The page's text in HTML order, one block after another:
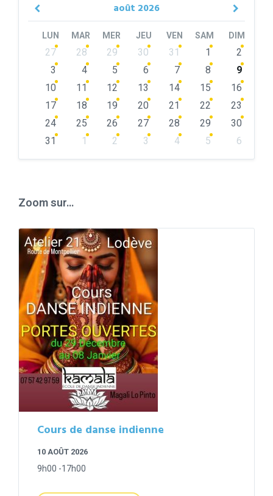
août 2026
Previous
LUN MAR MER JEU VEN SAM DIM
Skip
calendar
27 28 29 30 31 1
2
3
4 5 6 7 8
9
10
11 12 13 14 15
16
17
18 19 20 21 22
23
24
25 26 27 28 29
30
31
1 2 3 4 5
6
Zoom sur…
Cours de danse indienne
10 AOÛT 2026
9h00 -17h00